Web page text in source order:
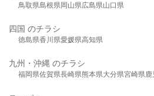
鳥取県島根県岡山県広島県山口県
四国 のチラシ
徳島県香川県愛媛県高知県
九州・沖縄 のチラシ
福岡県佐賀県長崎県熊本県大分県宮崎県